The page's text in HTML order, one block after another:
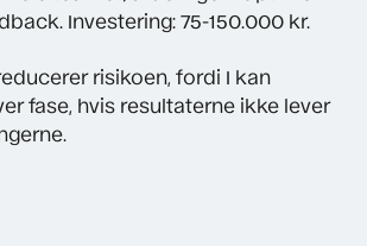
Investering: 75-150.000 kr.
risikoen, fordi I kan
fase, hvis resultaterne ikke lever